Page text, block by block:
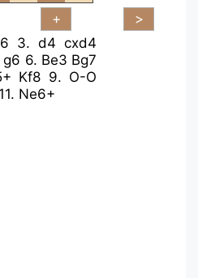
3. d4 cxd4
g6 6. Be3 Bg7
Kf8 9. O-O
11. Ne6+